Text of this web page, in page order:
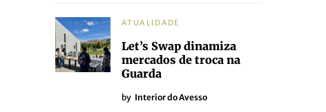
ATUALIDADE
Let’s Swap dinamiza
mercados de troca na
Guarda
by Interior do Avesso